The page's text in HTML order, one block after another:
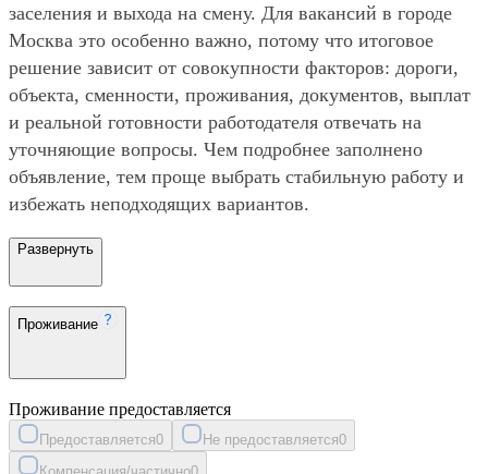
заселения и выхода на смену. Для вакансий в городе
Москва это особенно важно, потому что итоговое
решение зависит от совокупности факторов: дороги,
объекта, сменности, проживания, документов, выплат
и реальной готовности работодателя отвечать на
уточняющие вопросы. Чем подробнее заполнено
объявление, тем проще выбрать стабильную работу и
избежать неподходящих вариантов.
Развернуть
Проживание
Проживание предоставляется
Предоставляется0 Не предоставляется0